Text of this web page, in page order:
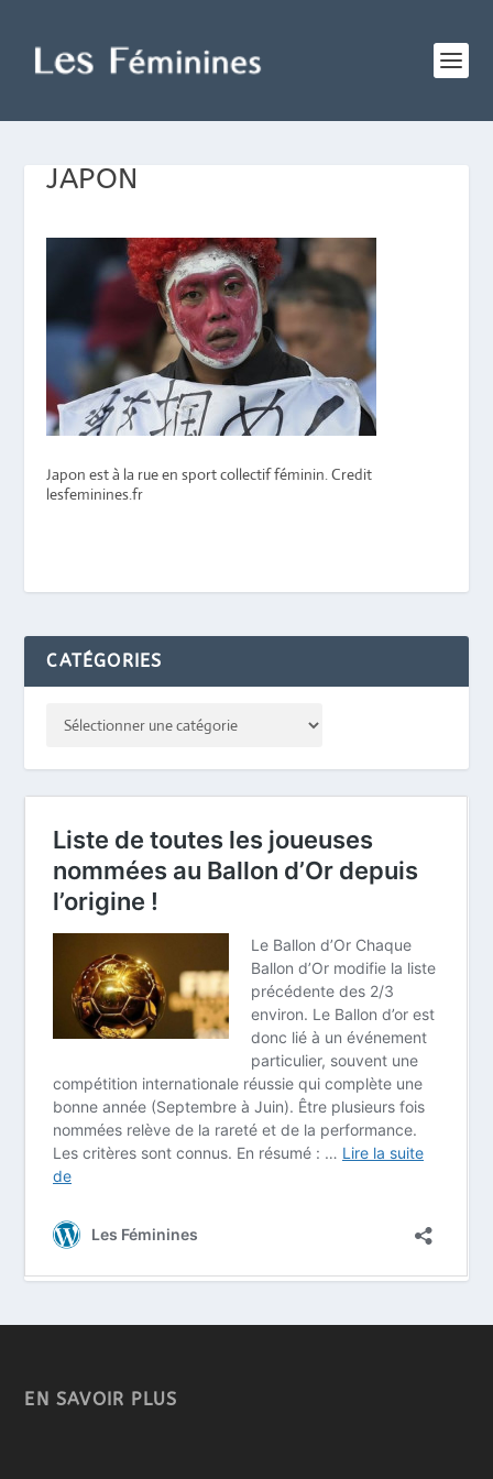
JAPON
Japon est à la rue en sport collectif féminin. Credit
lesfeminines.fr
CATÉGORIES
EN SAVOIR PLUS